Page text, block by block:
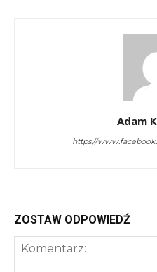
Adam
https://
ZOSTAW ODPOWIEDŹ